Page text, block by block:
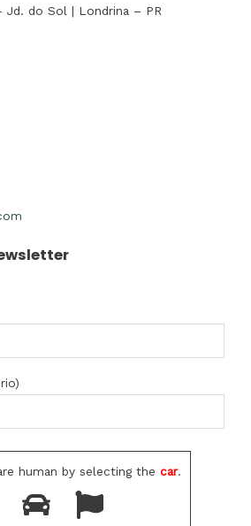
Jd. do Sol | Londrina – PR
human by selecting the car.